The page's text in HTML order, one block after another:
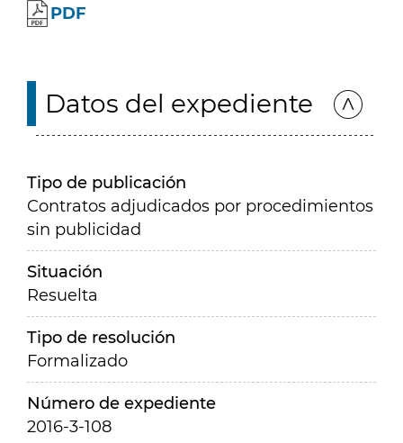
PDF
Datos del expediente
Tipo de publicación
Contratos adjudicados por procedimientos
sin publicidad
Situación
Resuelta
Tipo de resolución
Formalizado
Número de expediente
2016-3-108